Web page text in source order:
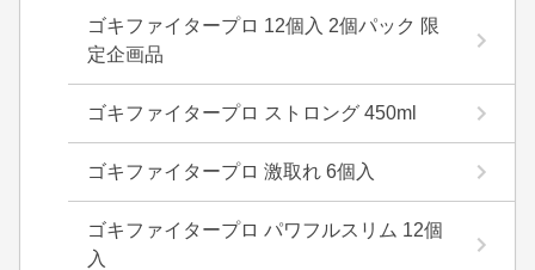
ゴキファイタープロ 12個入 2個パック 限
定企画品
ゴキファイタープロ ストロング 450ml
ゴキファイタープロ 激取れ 6個入
ゴキファイタープロ パワフルスリム 12個
入